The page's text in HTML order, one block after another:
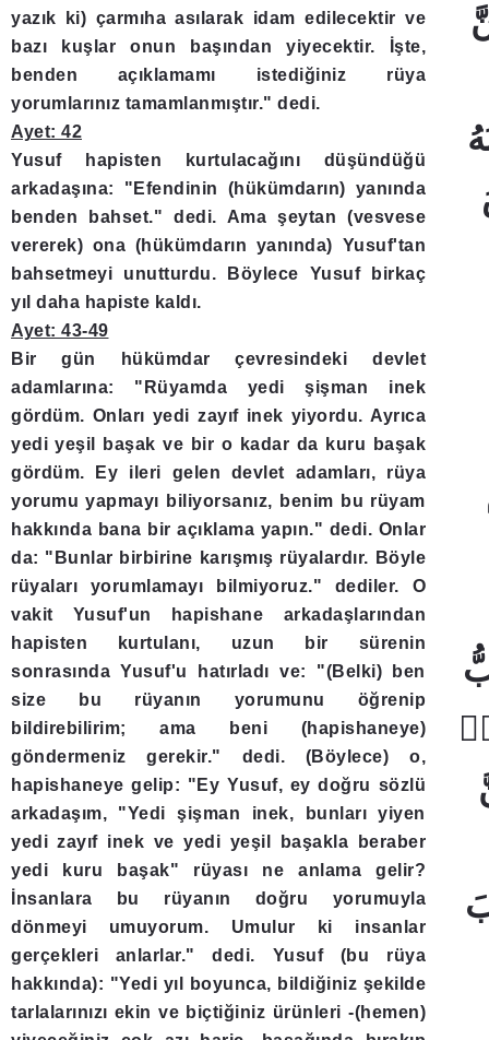
yazık ki) çarmıha asılarak idam edilecektir ve
bazı kuşlar onun başından yiyecektir. İşte,
benden açıklamamı istediğiniz rüya
yorumlarınız tamamlanmıştır." dedi.
Ayet: 42
Yusuf hapisten kurtulacağını düşündüğü
arkadaşına: "Efendinin (hükümdarın) yanında
benden bahset." dedi. Ama şeytan (vesvese
vererek) ona (hükümdarın yanında) Yusuf'tan
bahsetmeyi unutturdu. Böylece Yusuf birkaç
yıl daha hapiste kaldı.
Ayet: 43-49
Bir gün hükümdar çevresindeki devlet
adamlarına: "Rüyamda yedi şişman inek
gördüm. Onları yedi zayıf inek yiyordu. Ayrıca
yedi yeşil başak ve bir o kadar da kuru başak
gördüm. Ey ileri gelen devlet adamları, rüya
yorumu yapmayı biliyorsanız, benim bu rüyam
hakkında bana bir açıklama yapın." dedi. Onlar
da: "Bunlar birbirine karışmış rüyalardır. Böyle
rüyaları yorumlamayı bilmiyoruz." dediler. O
vakit Yusuf'un hapishane arkadaşlarından
hapisten kurtulanı, uzun bir sürenin
sonrasında Yusuf'u hatırladı ve: "(Belki) ben
size bu rüyanın yorumunu öğrenip
bildirebilirim; ama beni (hapishaneye)
göndermeniz gerekir." dedi. (Böylece) o,
hapishaneye gelip: "Ey Yusuf, ey doğru sözlü
arkadaşım, "Yedi şişman inek, bunları yiyen
yedi zayıf inek ve yedi yeşil başakla beraber
yedi kuru başak" rüyası ne anlama gelir?
İnsanlara bu rüyanın doğru yorumuyla
dönmeyi umuyorum. Umulur ki insanlar
gerçekleri anlarlar." dedi. Yusuf (bu rüya
hakkında): "Yedi yıl boyunca, bildiğiniz şekilde
tarlalarınızı ekin ve biçtiğiniz ürünleri -(hemen)